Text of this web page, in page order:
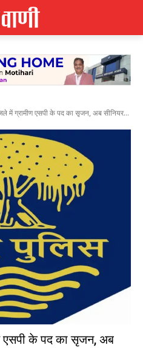
में ग्रामीण एसपी के पद का सृजन, अब सीनियर...
एसपी के पद का सृजन, अब